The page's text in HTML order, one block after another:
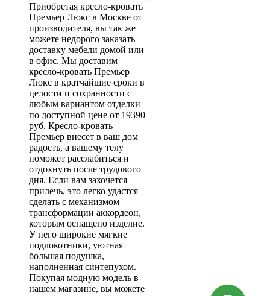
Приобретая кресло-кровать
Премьер Люкс в Москве от
производителя, вы так же
можете недорого заказать
доставку мебели домой или
в офис. Мы доставим
кресло-кровать Премьер
Люкс в кратчайшие сроки в
целости и сохранности с
любым вариантом отделки
по доступной цене от 19390
руб. Кресло-кровать
Премьер внесет в ваш дом
радость, а вашему телу
поможет расслабиться и
отдохнуть после трудового
дня. Если вам захочется
прилечь, это легко удастся
сделать с механизмом
трансформации аккордеон,
которым оснащено изделие.
У него широкие мягкие
подлокотники, уютная
большая подушка,
наполненная синтепухом.
Покупая модную модель в
нашем магазине, вы можете